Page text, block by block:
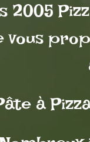
2005
vous
à